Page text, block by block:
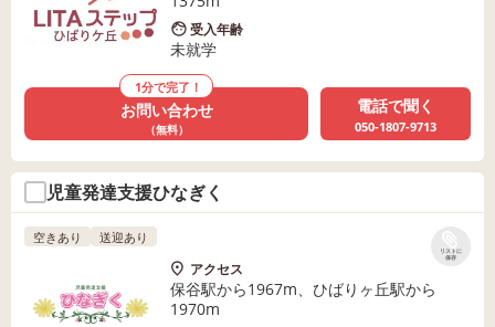
受入年齢
未就学
1分で完了！
お問い合わせ
（無料）
電話で聞く
050-1807-9713
児童発達支援ひなぎく
リストに
保存
空きあり 送迎あり
アクセス
保谷駅から1967m、ひばりヶ丘駅から
1970m